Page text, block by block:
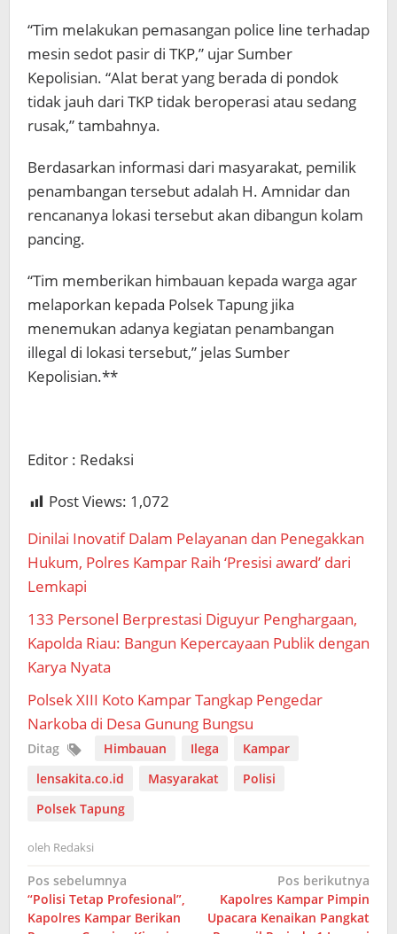
“Tim melakukan pemasangan police line terhadap
mesin sedot pasir di TKP,” ujar Sumber
Kepolisian. “Alat berat yang berada di pondok
tidak jauh dari TKP tidak beroperasi atau sedang
rusak,” tambahnya.
Berdasarkan informasi dari masyarakat, pemilik
penambangan tersebut adalah H. Amnidar dan
rencananya lokasi tersebut akan dibangun kolam
pancing.
“Tim memberikan himbauan kepada warga agar
melaporkan kepada Polsek Tapung jika
menemukan adanya kegiatan penambangan
illegal di lokasi tersebut,” jelas Sumber
Kepolisian.**
Editor : Redaksi
Post Views: 1,072
Dinilai Inovatif Dalam Pelayanan dan Penegakkan
Hukum, Polres Kampar Raih ‘Presisi award’ dari
Lemkapi
133 Personel Berprestasi Diguyur Penghargaan,
Kapolda Riau: Bangun Kepercayaan Publik dengan
Karya Nyata
Polsek XIII Koto Kampar Tangkap Pengedar
Narkoba di Desa Gunung Bungsu
Ditag Himbauan Ilega
Kampar
lensakita.co.id
Masyarakat
Polisi
Polsek Tapung
oleh Redaksi
Navigasi
pos
Pos sebelumnya
“Polisi Tetap Profesional”,
Kapolres Kampar Berikan
Pos berikutnya
Kapolres Kampar Pimpin
Upacara Kenaikan Pangkat